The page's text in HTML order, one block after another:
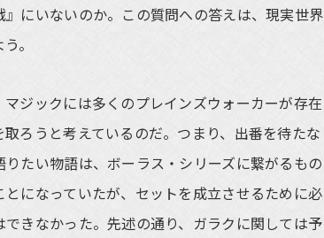
にいないのか。この質問への答えは、現実世界
。
ジックには多くのプレインズウォーカーが存在
ろうと考えているのだ。つまり、出番を待たな
たい物語は、ボーラス・シリーズに繋がるもの
になっていたが、セットを成立させるために必
きなかった。先述の通り、ガラクに関しては予